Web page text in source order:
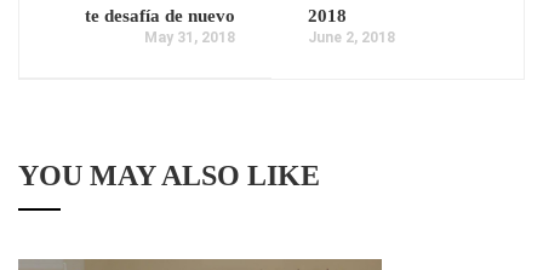
te desafía de nuevo
May 31, 2018
2018
June 2, 2018
YOU MAY ALSO LIKE